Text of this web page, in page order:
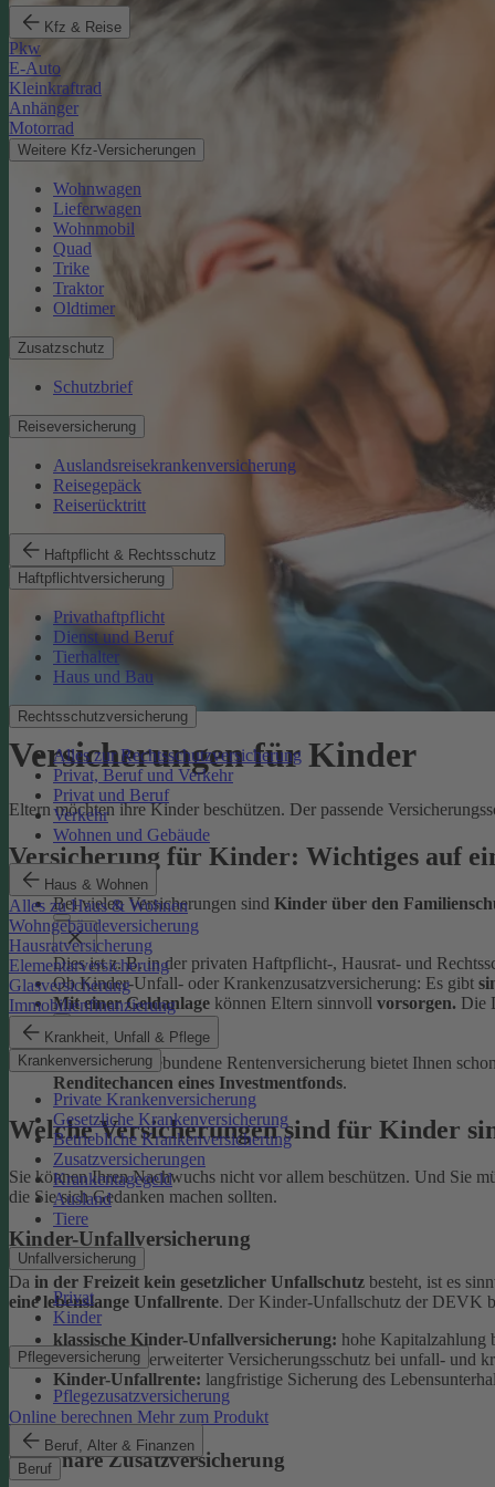
Kfz & Reise
Pkw
E-Auto
Kleinkraftrad
Anhänger
Motorrad
Weitere Kfz-Versicherungen
Wohnwagen
Lieferwagen
Wohnmobil
Quad
Trike
Traktor
Oldtimer
Zusatzschutz
Schutzbrief
Reiseversicherung
Auslandsreisekrankenversicherung
Reisegepäck
Reiserücktritt
Haftpflicht & Rechtsschutz
Haftpflichtversicherung
Privathaftpflicht
Dienst und Beruf
Tierhalter
Haus und Bau
Rechtsschutzversicherung
Alles zur Rechtsschutzversicherung
Privat, Beruf und Verkehr
Privat und Beruf
Verkehr
Wohnen und Gebäude
Haus & Wohnen
Alles zu Haus & Wohnen
Wohngebäudeversicherung
Hausratversicherung
Elementarversicherung
Glasversicherung
Immobilienfinanzierung
Krankheit, Unfall & Pflege
Krankenversicherung
Private Krankenversicherung
Gesetzliche Krankenversicherung
Betriebliche Krankenversicherung
Zusatzversicherungen
Krankentagegeld
Ausland
Tiere
Unfallversicherung
Privat
Kinder
Pflegeversicherung
Pflegezusatzversicherung
Beruf, Alter & Finanzen
Beruf
Versicherungen für Kinder
Eltern möchten ihre Kinder beschützen. Der passende
Versicherung für Kinder: Wichtiges auf
Bei vielen Versicherungen sind Kinder über den
Dies ist z. B. in der privaten Haftpflicht-, Hausrat- und
Ob Kinder-Unfall- oder Krankenzusatzversicherung: Es gibt
Mit einer Geldanlage können Eltern sinnvoll vorsorgen. Die
Unsere fondsgebundene Rentenversicherung bietet Ihnen
Renditechancen eines Investmentfonds.
Welche Versicherungen sind für Kinder
Sie können Ihren Nachwuchs nicht vor allem beschützen. Und Sie
die Sie sich Gedanken machen sollten.
Kinder-Unfallversicherung
Da in der Freizeit kein gesetzlicher Unfallschutz besteht, ist es
eine lebenslange Unfallrente. Der Kinder-Unfallschutz der DEVK
klassische Kinder-Unfallversicherung: hohe Kapitalzahlung
Junior Plus: erweiterter Versicherungsschutz bei unfall- und
Kinder-Unfallrente: langfristige Sicherung des
Online berechnen Mehr zum Produkt
Stationäre Zusatzversicherung